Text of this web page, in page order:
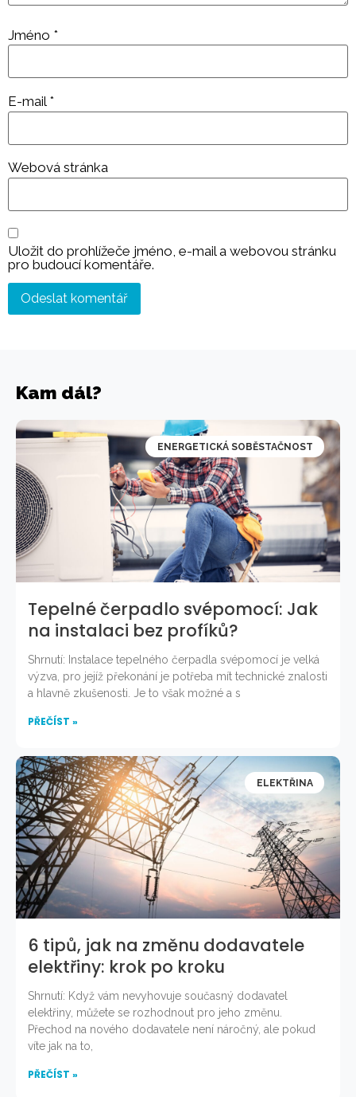
Jméno *
E-mail *
Webová stránka
Uložit do prohlížeče jméno, e-mail a webovou stránku
pro budoucí komentáře.
Kam dál?
ENERGETICKÁ SOBĚSTAČNOST
Tepelné čerpadlo svépomocí: Jak
na instalaci bez profíků?
Shrnutí: Instalace tepelného čerpadla svépomocí je velká
výzva, pro jejíž překonání je potřeba mít technické znalosti
a hlavně zkušenosti. Je to však možné a s
PŘEČÍST »
ELEKTŘINA
6 tipů, jak na změnu dodavatele
elektřiny: krok po kroku
Shrnutí: Když vám nevyhovuje současný dodavatel
elektřiny, můžete se rozhodnout pro jeho změnu.
Přechod na nového dodavatele není náročný, ale pokud
víte jak na to,
PŘEČÍST »